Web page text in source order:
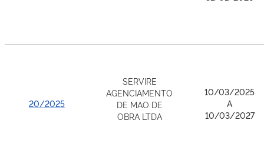
20/2025
SERVIRE
AGENCIAMENTO
DE MAO DE
OBRA LTDA
10/03/2025
A
10/03/2027